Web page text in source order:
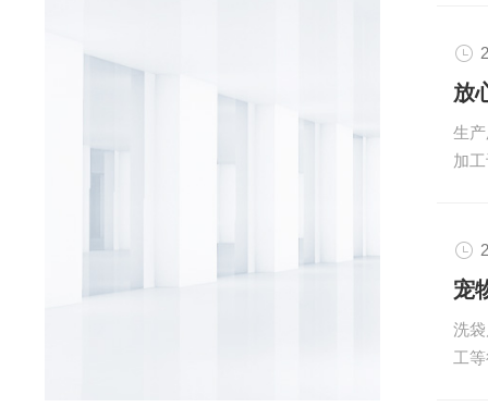
成
货
心
个
自
生
加
次
出
近
杀
程
宠
洗
工